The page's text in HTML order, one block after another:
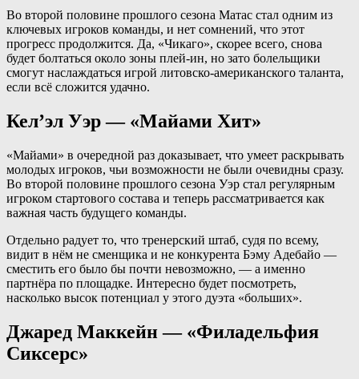
Во второй половине прошлого сезона Матас стал одним из
ключевых игроков команды, и нет сомнений, что этот
прогресс продолжится. Да, «Чикаго», скорее всего, снова
будет болтаться около зоны плей-ин, но зато болельщики
смогут наслаждаться игрой литовско-американского таланта,
если всё сложится удачно.
Кел’эл Уэр — «Майами Хит»
«Майами» в очередной раз доказывает, что умеет раскрывать
молодых игроков, чьи возможности не были очевидны сразу.
Во второй половине прошлого сезона Уэр стал регулярным
игроком стартового состава и теперь рассматривается как
важная часть будущего команды.
Отдельно радует то, что тренерский штаб, судя по всему,
видит в нём не сменщика и не конкурента Бэму Адебайо —
сместить его было бы почти невозможно, — а именно
партнёра по площадке. Интересно будет посмотреть,
насколько высок потенциал у этого дуэта «больших».
Джаред Маккейн — «Филадельфия
Сиксерс»